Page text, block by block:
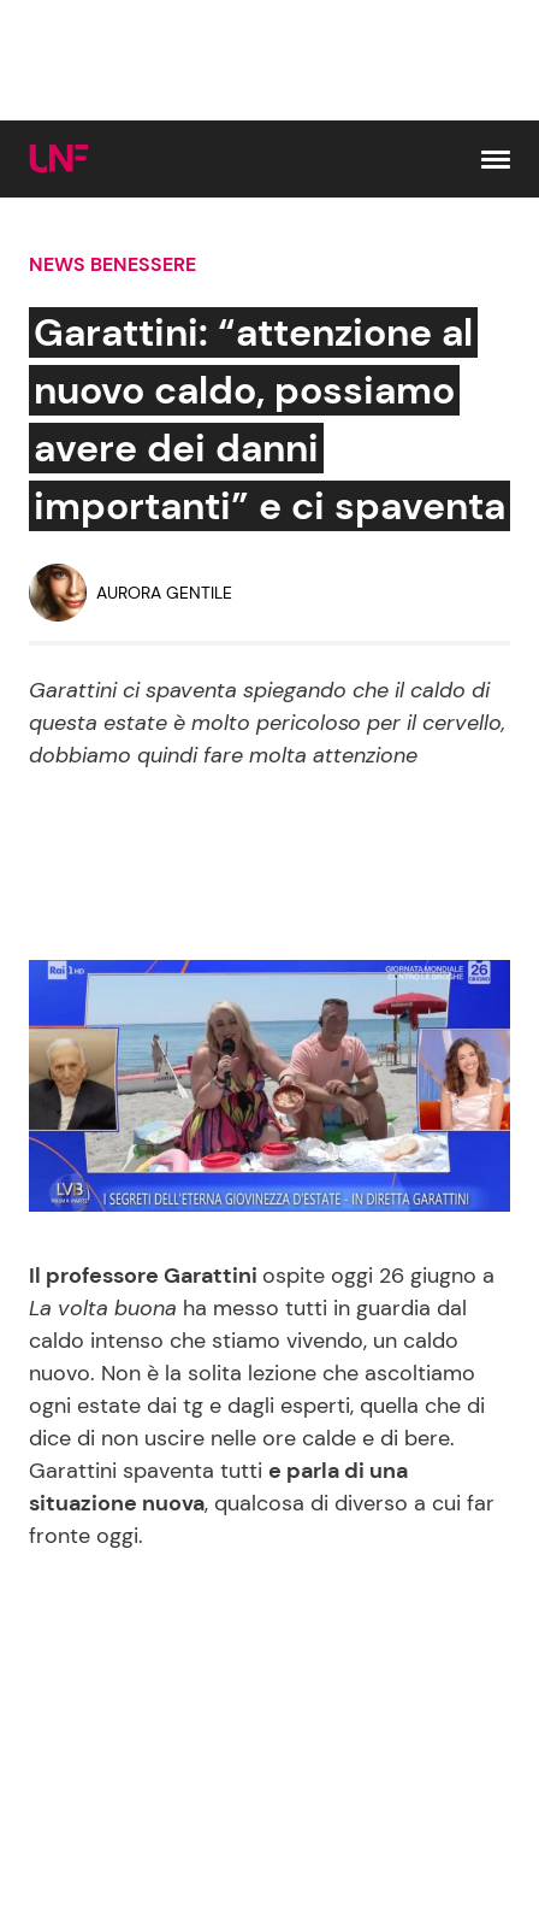
Cerca:
News e Cronaca
Attualità Italiana
Dal Mondo
Economia
Persone Scomparse
Politica
Gossip e TV
Bellezze VIP
Coppie VIP
Reality e Talent
Soap Opera
News Musica
News Spettacolo
Benessere
Casa
Mondo Mamma
News benessere
Salute
Viaggi e Turismo
Cucina e Ricette
Consigli di Cucina
Le Ricette in TV
Primi Piatti
Ricette Facili e Veloci
NEWS BENESSERE
Garattini: “attenzione al
nuovo caldo, possiamo
avere dei danni
importanti” e ci spaventa
AURORA GENTILE
Garattini ci spaventa spiegando che il caldo di
questa estate è molto pericoloso per il cervello,
dobbiamo quindi fare molta attenzione
Il professore Garattini ospite oggi 26 giugno a
La volta buona ha messo tutti in guardia dal
caldo intenso che stiamo vivendo, un caldo
nuovo. Non è la solita lezione che ascoltiamo
ogni estate dai tg e dagli esperti, quella che di
dice di non uscire nelle ore calde e di bere.
Garattini spaventa tutti e parla di una
situazione nuova, qualcosa di diverso a cui far
fronte oggi.